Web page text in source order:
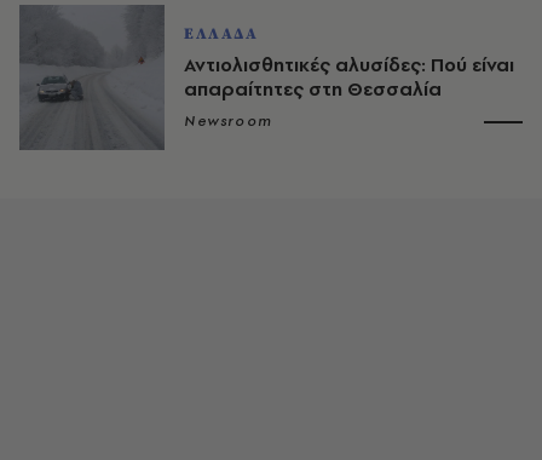
ΕΛΛΑΔΑ
Αντιολισθητικές αλυσίδες: Πού είναι
απαραίτητες στη Θεσσαλία
Newsroom